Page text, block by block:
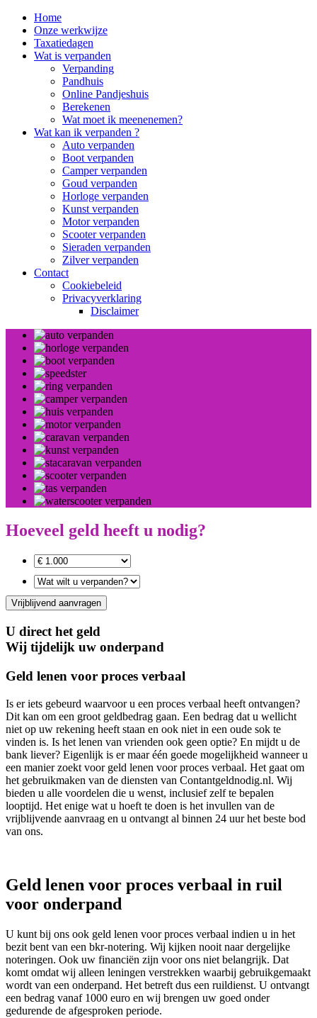
Home
Onze werkwijze
Taxatiedagen
Wat is verpanden
Verpanding
Pandhuis
Online Pandjeshuis
Berekenen
Wat moet ik meenenemen?
Wat kan ik verpanden ?
Auto verpanden
Boot verpanden
Camper verpanden
Goud verpanden
Horloge verpanden
Kunst verpanden
Motor verpanden
Scooter verpanden
Sieraden verpanden
Zilver verpanden
Contact
Cookiebeleid
Privacyverklaring
Disclaimer
Hoeveel geld heeft u nodig?
Vrijblijvend aanvragen
U direct het geld
Wij tijdelijk uw onderpand
Geld lenen voor proces verbaal
Is er iets gebeurd waarvoor u een proces verbaal heeft ontvangen?
Dit kan om een groot geldbedrag gaan. Een bedrag dat u wellicht
niet op uw rekening heeft staan en ook niet in een oude sok te
vinden is. Is het lenen van vrienden ook geen optie? En mijdt u de
bank liever? Eigenlijk is er maar één goede mogelijkheid wanneer u
een manier zoekt voor geld lenen voor proces verbaal. Het gaat om
het gebruikmaken van de diensten van Contantgeldnodig.nl. Wij
bieden u alle voordelen die u wenst, inclusief zelf te bepalen
looptijd. Het enige wat u hoeft te doen is het invullen van de
vrijblijvende aanvraag en u ontvangt al binnen 24 uur het beste bod
van ons.
Geld lenen voor proces verbaal in ruil
voor onderpand
U kunt bij ons ook geld lenen voor proces verbaal indien u in het
bezit bent van een bkr-notering. Wij kijken nooit naar dergelijke
noteringen. Ook uw financiën zijn voor ons niet belangrijk. Dat
komt omdat wij alleen leningen verstrekken waarbij gebruikgemaakt
wordt van een onderpand. Het betreft dus een ruildienst. U ontvangt
een bedrag vanaf 1000 euro en wij brengen uw goed onder
gedurende de afgesproken periode.